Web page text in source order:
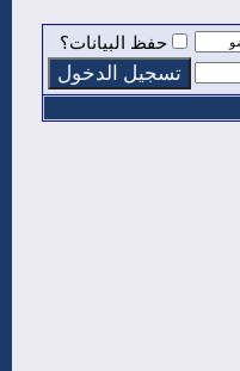
حفظ البيانات؟